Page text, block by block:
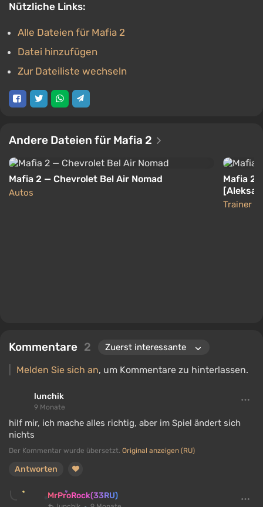
Nützliche Links:
Alle Dateien für Mafia 2
Datei hinzufügen
Zur Dateiliste wechseln
Andere Dateien für Mafia 2
Mafia 2 — Chevrolet Bel Air Nomad
Autos
Mafia 2
Trainer
Kommentare 2
Melden Sie sich an, um Kommentare zu hinterlassen.
lunchik
9 Monate
hilf mir, ich mache alles richtig, aber im Spiel ändert sich
nichts
Der Kommentar wurde übersetzt. Original anzeigen (RU)
Antworten
MrProRock(33RU)